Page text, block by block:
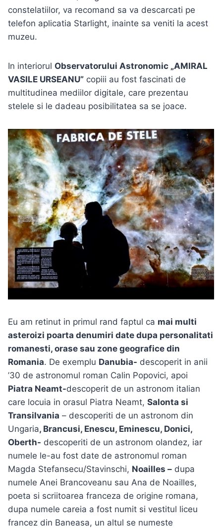
constelatiilor, va recomand sa va descarcati pe
telefon aplicatia Starlight, inainte sa veniti la acest
muzeu.
In interiorul Observatorului Astronomic „AMIRAL
VASILE URSEANU”copiii au fost fascinati de
multitudinea mediilor digitale, care prezentau
stelele si le dadeau posibilitatea sa se joace.
Eu am retinut in primul rand faptul ca mai multi
asteroizi poarta denumiri date dupa personalitati
romanesti, orase sau zone geografice din
Romania. De exemplu Danubia- descoperit in anii
’30 de astronomul roman Calin Popovici, apoi
Piatra Neamt-descoperit de un astronom italian
care locuia in orasul Piatra Neamt, Salonta si
Transilvania – descoperiti de un astronom din
Ungaria, Brancusi, Enescu, Eminescu, Donici,
Oberth- descoperiti de un astronom olandez, iar
numele le-au fost date de astronomul roman
Magda Stefansecu/Stavinschi, Noailles –dupa
numele Anei Brancoveanu sau Ana de Noailles,
poeta si scriitoarea franceza de origine romana,
dupa numele careia a fost numit si vestitul liceu
francez din Baneasa, un altul se numeste